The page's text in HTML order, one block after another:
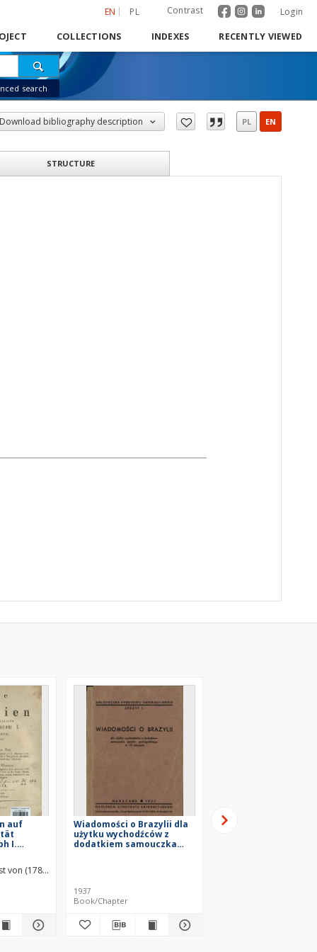
EN PL Contrast Login
COLLECTIONS INDEXES RECENTLY VIEWED
search
Download bibliography description PL EN
STRUCTURE
auf
I.
von (1781–1826)
Wiadomości o Brazylii dla
użytku wychodźców z
dodatkiem samouczka
1937
Book/Chapter
Czarni Brazyljanie